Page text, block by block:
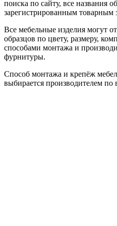
поиска по сайту, все названия
зарегистрированным товарным
Все мебельные изделия могут
образцов по цвету, размеру,
способами монтажа и
фурнитуры.
Способ монтажа и крепёж
выбирается производителем